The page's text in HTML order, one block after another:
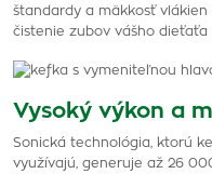
štandardy a mäkkosť
čistenie zubov vášho dieťaťa
Vysoký výkon a
Sonická technológia, ktorú
využívajú, generuje až 26